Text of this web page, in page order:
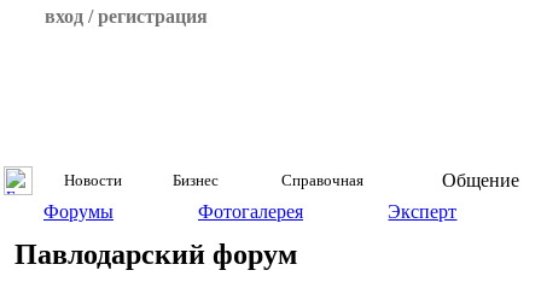
вход / регистрация
Новости Бизнес Справочная
Общение
Форумы
Фотогалерея Эксперт
Павлодарский форум